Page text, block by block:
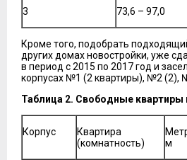
3 73,6 – 97,0
Кроме того, подобрать
других домах новостройки, уже
в период с 2015 по 2017 год и
корпусах №1 (2 квартиры), №2 (2),
Таблица 2. Свободные квартиры
Корпус
Квартира
(комнатность)
м